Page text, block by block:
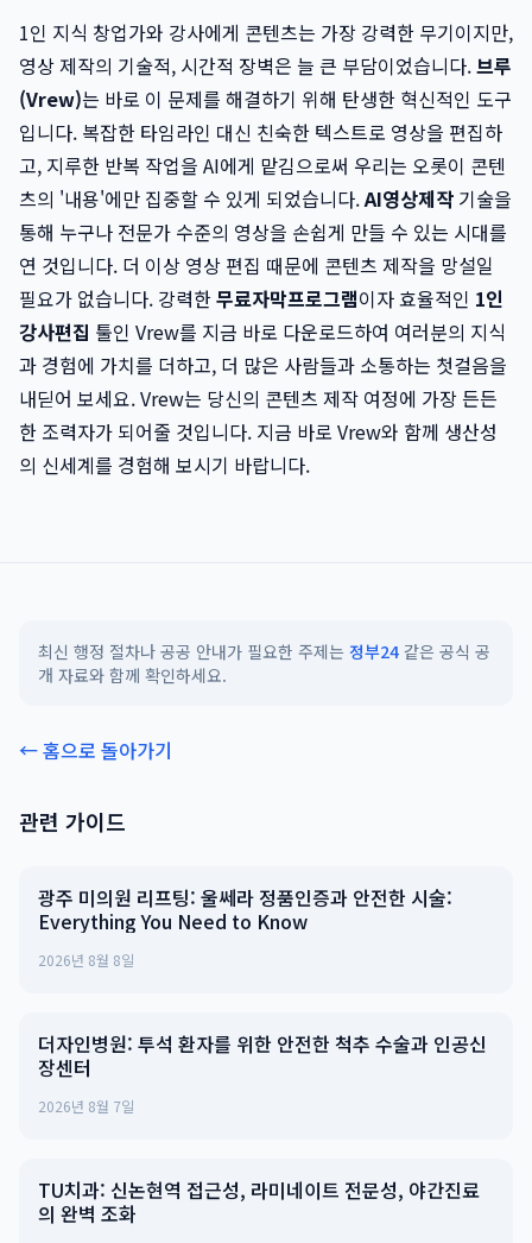
1인 지식 창업가와 강사에게 콘텐츠는 가장 강력한 무기이지만,
영상 제작의 기술적, 시간적 장벽은 늘 큰 부담이었습니다.브루
(Vrew)는 바로 이 문제를 해결하기 위해 탄생한 혁신적인 도구
입니다. 복잡한 타임라인 대신 친숙한 텍스트로 영상을 편집하
고, 지루한 반복 작업을 AI에게 맡김으로써 우리는 오롯이 콘텐
츠의 '내용'에만 집중할 수 있게 되었습니다.AI영상제작 기술을
통해 누구나 전문가 수준의 영상을 손쉽게 만들 수 있는 시대를
연 것입니다. 더 이상 영상 편집 때문에 콘텐츠 제작을 망설일
필요가 없습니다. 강력한무료자막프로그램이자 효율적인 1인
강사편집 툴인 Vrew를 지금 바로 다운로드하여 여러분의 지식
과 경험에 가치를 더하고, 더 많은 사람들과 소통하는 첫걸음을
내딛어 보세요. Vrew는 당신의 콘텐츠 제작 여정에 가장 든든
한 조력자가 되어줄 것입니다. 지금 바로 Vrew와 함께 생산성
의 신세계를 경험해 보시기 바랍니다.
최신 행정 절차나 공공 안내가 필요한 주제는 정부24 같은 공식 공
개 자료와 함께 확인하세요.
← 홈으로 돌아가기
관련 가이드
광주 미의원 리프팅: 울쎄라 정품인증과 안전한 시술:
Everything You Need to Know
2026년 8월 8일
더자인병원: 투석 환자를 위한 안전한 척추 수술과 인공신
장센터
2026년 8월 7일
TU치과: 신논현역 접근성, 라미네이트 전문성, 야간진료
의 완벽 조화